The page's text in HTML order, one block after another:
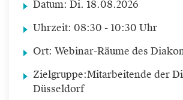
Datum: Di. 18.08.2026
Uhrzeit: 08:30 - 10:30 Uhr
Ort: Webinar-Räume des
Zielgruppe:Mitarbeitende der
Düsseldorf